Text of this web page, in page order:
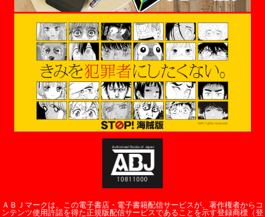
ＡＢＪマークは、この電子書店・電子書籍配信サービスが、著作権者からコ
ンテンツ使用許諾を得た正規版配信サービスであることを示す登録商標（登